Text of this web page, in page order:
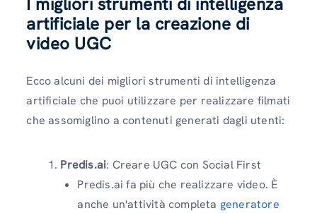
artificiale per la creazione di
video UGC
Ecco alcuni dei migliori strumenti di intelligenza
artificiale che puoi utilizzare per realizzare filmati
che assomiglino a contenuti generati dagli utenti:
Predis.ai: Creare UGC con Social First
Predis.ai fa più che realizzare video. È
anche un'attività completa generatore